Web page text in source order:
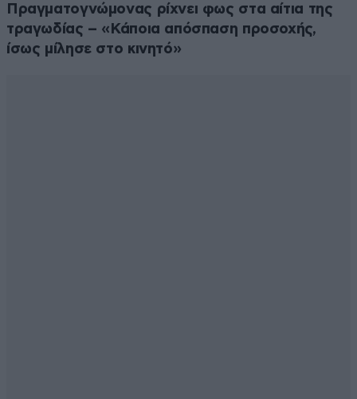
Πραγματογνώμονας ρίχνει φως στα αίτια της
τραγωδίας – «Κάποια απόσπαση προσοχής,
ίσως μίλησε στο κινητό»